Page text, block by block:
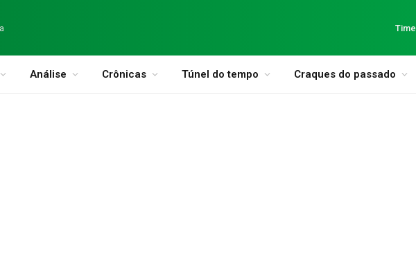
Time
Análise Crônicas Túnel do tempo Craques do passado